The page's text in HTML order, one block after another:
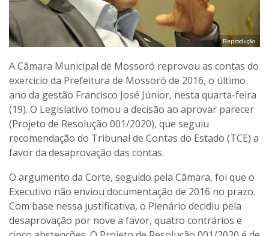
Reprodução
A Câmara Municipal de Mossoró reprovou as contas do
exercício da Prefeitura de Mossoró de 2016, o último
ano da gestão Francisco José Júnior, nesta quarta-feira
(19). O Legislativo tomou a decisão ao aprovar parecer
(Projeto de Resolução 001/2020), que seguiu
recomendação do Tribunal de Contas do Estado (TCE) a
favor da desaprovação das contas.
O argumento da Corte, seguido pela Câmara, foi que o
Executivo não enviou documentação de 2016 no prazo.
Com base nessa justificativa, o Plenário decidiu pela
desaprovação por nove a favor, quatro contrários e